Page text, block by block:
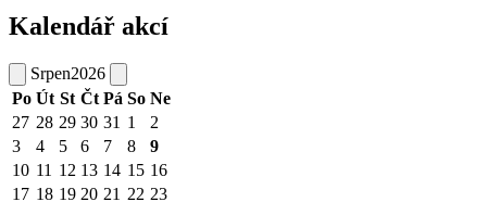
Kalendář akcí
Srpen2026
Po Út St Čt Pá So Ne
27 28 29 30 31 1
2
3
4 5 6 7 8
9
10 11 12 13 14 15 16
17 18 19 20 21 22 23